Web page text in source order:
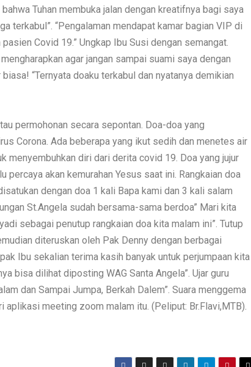
Tuhan membuka jalan dengan kreatifnya bagi saya
terkabul”. “Pengalaman mendapat kamar bagian VIP di
Covid 19.” Ungkap Ibu Susi dengan semangat.
agar jangan sampai suami saya dengan
biasa! “Ternyata doaku terkabul dan nyatanya demikian
permohonan secara sepontan. Doa-doa yang
Corona. Ada beberapa yang ikut sedih dan menetes air
menyembuhkan diri dari derita covid 19. Doa yang jujur
akan kemurahan Yesus saat ini. Rangkaian doa
dengan doa 1 kali Bapa kami dan 3 kali salam
St.Angela sudah bersama-sama berdoa” Mari kita
sebagai penutup rangkaian doa kita malam ini”. Tutup
diteruskan oleh Pak Denny dengan berbagai
Ibu sekalian terima kasih banyak untuk perjumpaan kita
bisa dilihat diposting WAG Santa Angela”. Ujar guru
dan Sampai Jumpa, Berkah Dalem”. Suara menggema
meeting zoom malam itu. (Peliput: Br.Flavi,MTB).